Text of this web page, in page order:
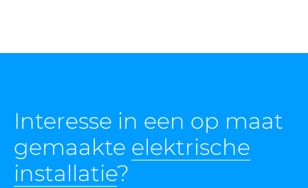
Interesse in een op maat
gemaakte elektrische
installatie?